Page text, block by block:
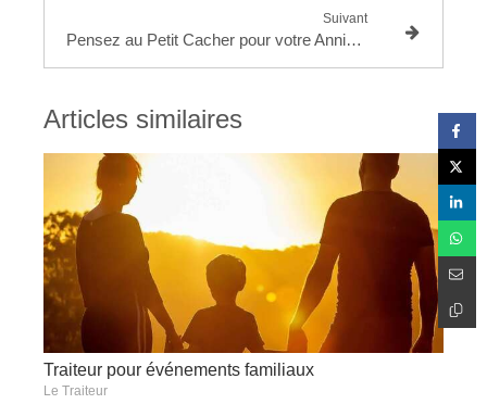
Suivant
Pensez au Petit Cacher pour votre Anniversaire !
Articles similaires
Traiteur pour événements familiaux
Le Traiteur